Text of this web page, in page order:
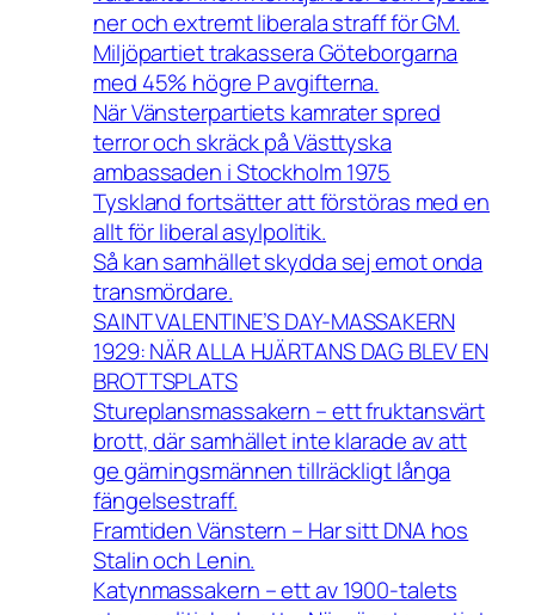
ner och extremt liberala straff för GM.
Miljöpartiet trakassera Göteborgarna
med 45% högre P avgifterna.
När Vänsterpartiets kamrater spred
terror och skräck på Västtyska
ambassaden i Stockholm 1975
Tyskland fortsätter att förstöras med en
allt för liberal asylpolitik.
Så kan samhället skydda sej emot onda
transmördare.
SAINT VALENTINE’S DAY-MASSAKERN
1929: NÄR ALLA HJÄRTANS DAG BLEV EN
BROTTSPLATS
Stureplansmassakern – ett fruktansvärt
brott, där samhället inte klarade av att
ge gärningsmännen tillräckligt långa
fängelsestraff.
Framtiden Vänstern – Har sitt DNA hos
Stalin och Lenin.
Katynmassakern – ett av 1900-talets